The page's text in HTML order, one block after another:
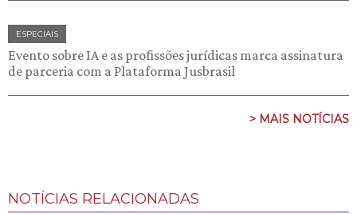
ESPECIAIS
Evento sobre IA e as profissões jurídicas marca assinatura
de parceria com a Plataforma Jusbrasil
> MAIS NOTÍCIAS
NOTÍCIAS RELACIONADAS